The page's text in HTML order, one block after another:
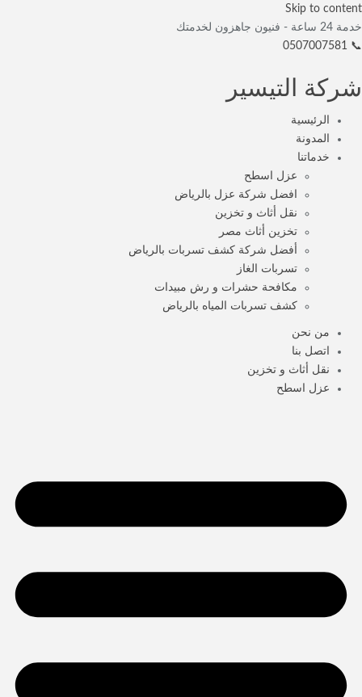
Skip to content
خدمة 24 ساعة - فنيون جاهزون لخدمتك
📞 0507007581
شركة التيسير
الرئيسية
المدونة
خدماتنا
عزل اسطح
افضل شركة عزل بالرياض
نقل أثاث و تخزين
تخزين أثاث مصر
أفضل شركة كشف تسربات بالرياض
تسربات الغاز
مكافحة حشرات و رش مبيدات
كشف تسربات المياه بالرياض
من نحن
اتصل بنا
نقل أثاث و تخزين
عزل اسطح